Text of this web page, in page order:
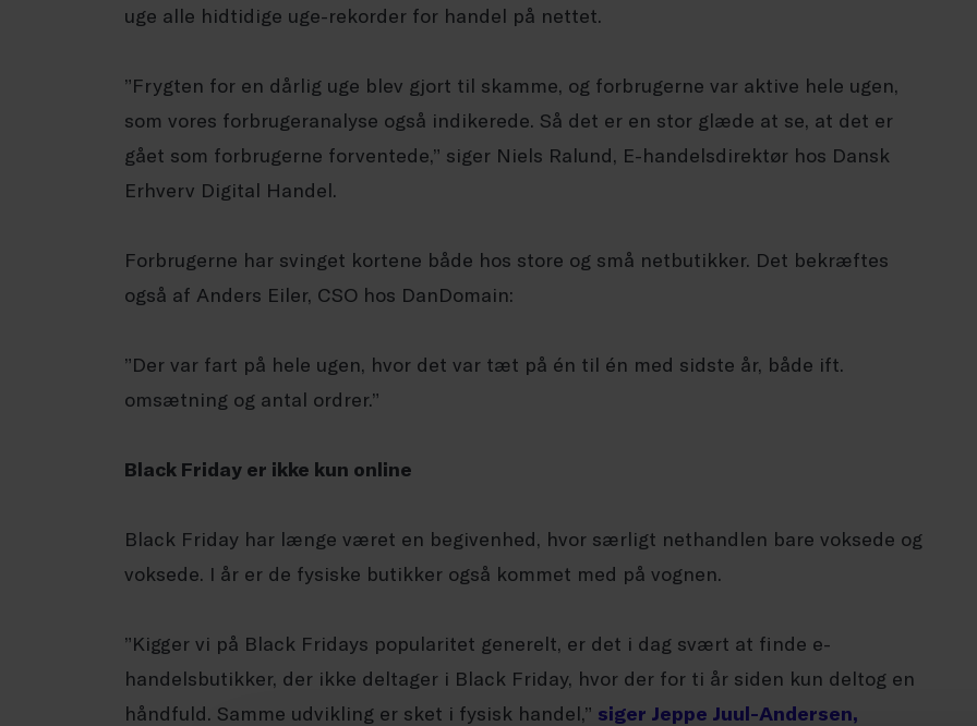
uge alle hidtidige uge-rekorder for handel på nettet.
”Frygten for en dårlig uge blev gjort til skamme, og forbrugerne var aktive hele ugen,
som vores forbrugeranalyse også indikerede. Så det er en stor glæde at se, at det er
gået som forbrugerne forventede,” siger Niels Ralund, E-handelsdirektør hos Dansk
Erhverv Digital Handel.
Forbrugerne har svinget kortene både hos store og små netbutikker. Det bekræftes
også af Anders Eiler, CSO hos DanDomain:
”Der var fart på hele ugen, hvor det var tæt på én til én med sidste år, både ift.
omsætning og antal ordrer.”
Black Friday er ikke kun online
Black Friday har længe været en begivenhed, hvor særligt nethandlen bare voksede og
voksede. I år er de fysiske butikker også kommet med på vognen.
”Kigger vi på Black Fridays popularitet generelt, er det i dag svært at finde e-
handelsbutikker, der ikke deltager i Black Friday, hvor der for ti år siden kun deltog en
håndfuld. Samme udvikling er sket i fysisk handel,” siger Jeppe Juul-Andersen,